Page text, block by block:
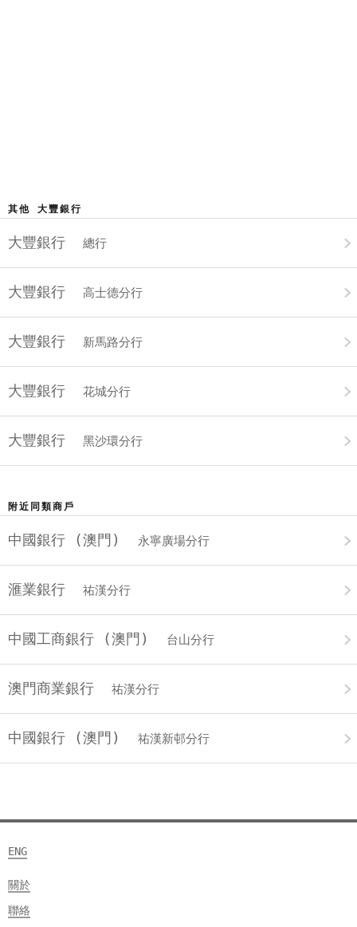
其他 大豐銀行
大豐銀行 總行
大豐銀行 高士德分行
大豐銀行 新馬路分行
大豐銀行 花城分行
大豐銀行 黑沙環分行
附近同類商戶
中國銀行 (澳門) 永寧廣場分行
滙業銀行 祐漢分行
中國工商銀行 (澳門) 台山分行
澳門商業銀行 祐漢分行
中國銀行 (澳門) 祐漢新邨分行
ENG
關於
聯絡